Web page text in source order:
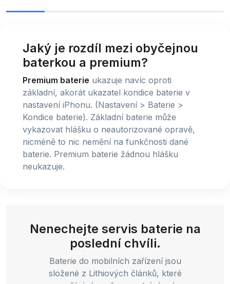
Jaký je rozdíl mezi obyčejnou
baterkou a premium?
Premium baterie ukazuje navíc oproti
základní, akorát ukazatel kondice baterie v
nastavení iPhonu. (Nastavení > Baterie >
Kondice baterie). Základní baterie může
vykazovat hlášku o neautorizované opravě,
nicméně to nic nemění na funkčnosti dané
baterie. Premium baterie žádnou hlášku
neukazuje.
Nenechejte servis baterie na
poslední chvíli.
Baterie do mobilních zařízení jsou
složené z Lithiových článků, které